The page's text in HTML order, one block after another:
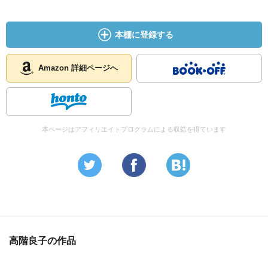
本棚に登録する
Amazon 詳細ページへ
本ページはアフィリエイトプログラムによる収益を得ています
高階良子の作品